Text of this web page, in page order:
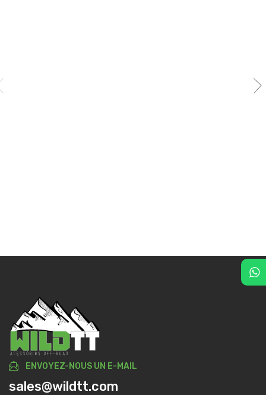
ENVOYEZ-NOUS UN E-MAIL
sales@wildtt.com